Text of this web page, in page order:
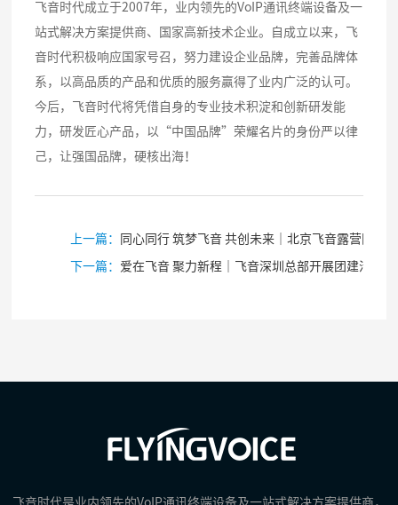
飞音时代成立于2007年，业内领先的VoIP通讯终端设备及一
站式解决方案提供商、国家高新技术企业。自成立以来，飞
音时代积极响应国家号召，努力建设企业品牌，完善品牌体
系，以高品质的产品和优质的服务赢得了业内广泛的认可。
今后，飞音时代将凭借自身的专业技术积淀和创新研发能
力，研发匠心产品，以“中国品牌”荣耀名片的身份严以律
己，让强国品牌，硬核出海！
上一篇： 同心同行 筑梦飞音 共创未来｜北京飞音露营团建活动
下一篇： 爱在飞音 聚力新程｜飞音深圳总部开展团建活动